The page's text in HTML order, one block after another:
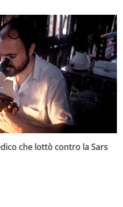
che lottò contro la Sars